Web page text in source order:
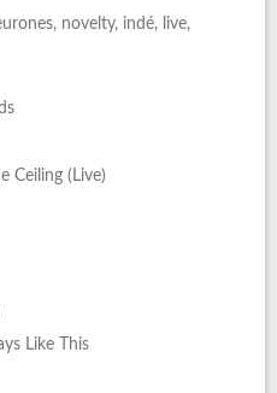
novelty, indé, live,
Ceiling (Live)
Like This